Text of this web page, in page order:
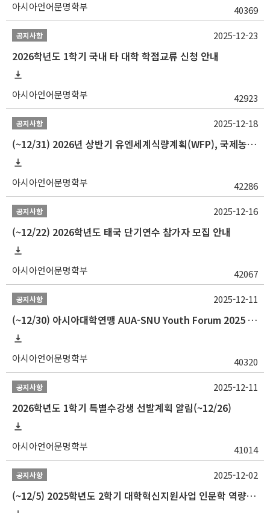
아시아언어문명학부 40369
공지사항
2026학년도 1학기 국내 타 대학 학점교류 신청 안내
아시아언어문명학부 42923
2025-12-23
공지사항
(~12/31) 2026년 상반기 유엔세계식량계획(WFP), 국제농업개발기금(IFAD) 및 유엔아동기금(UNICEF) 인턴십 프로그램 참가자 모집
아시아언어문명학부 42286
2025-12-18
공지사항
(~12/22) 2026학년도 태국 단기연수 참가자 모집 안내
아시아언어문명학부 42067
2025-12-16
공지사항
(~12/30) 아시아대학연맹 AUA-SNU Youth Forum 2025 참가자 선발 안내
아시아언어문명학부 40320
2025-12-11
공지사항
2026학년도 1학기 특별수강생 선발계획 알림(~12/26)
아시아언어문명학부 41014
2025-12-11
공지사항
(~12/5) 2025학년도 2학기 대학혁신지원사업 인문학 역량강화 국제학술대회 참가 경비 지원 안내(2차)
2025-12-02